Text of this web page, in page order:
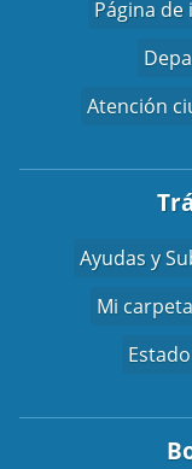
Página de
Atención
Ayudas y
Mi carpeta